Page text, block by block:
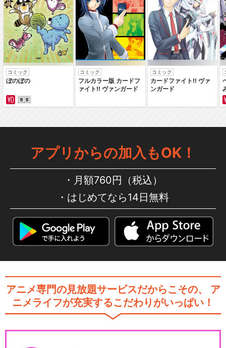
コミック
ぼのぼの
コミック
フルカラー版 カードフ
ァイト‼ ヴァンガード
コミック
カードファイト‼ ヴァ
ンガード
アプリからの加入もOK！
月額760円（税込）
はじめてなら14日無料
アニメ専門の見放題サービスだからこその、
ア
ニメライフが充実するこだわりがいっぱい！